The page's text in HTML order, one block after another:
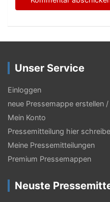
Unser Service
Einloggen
neue Pressemappe erstellen
Mein Konto
Pressemitteilung hier
Meine Pressemitteilungen
Premium Pressemappen
Neuste